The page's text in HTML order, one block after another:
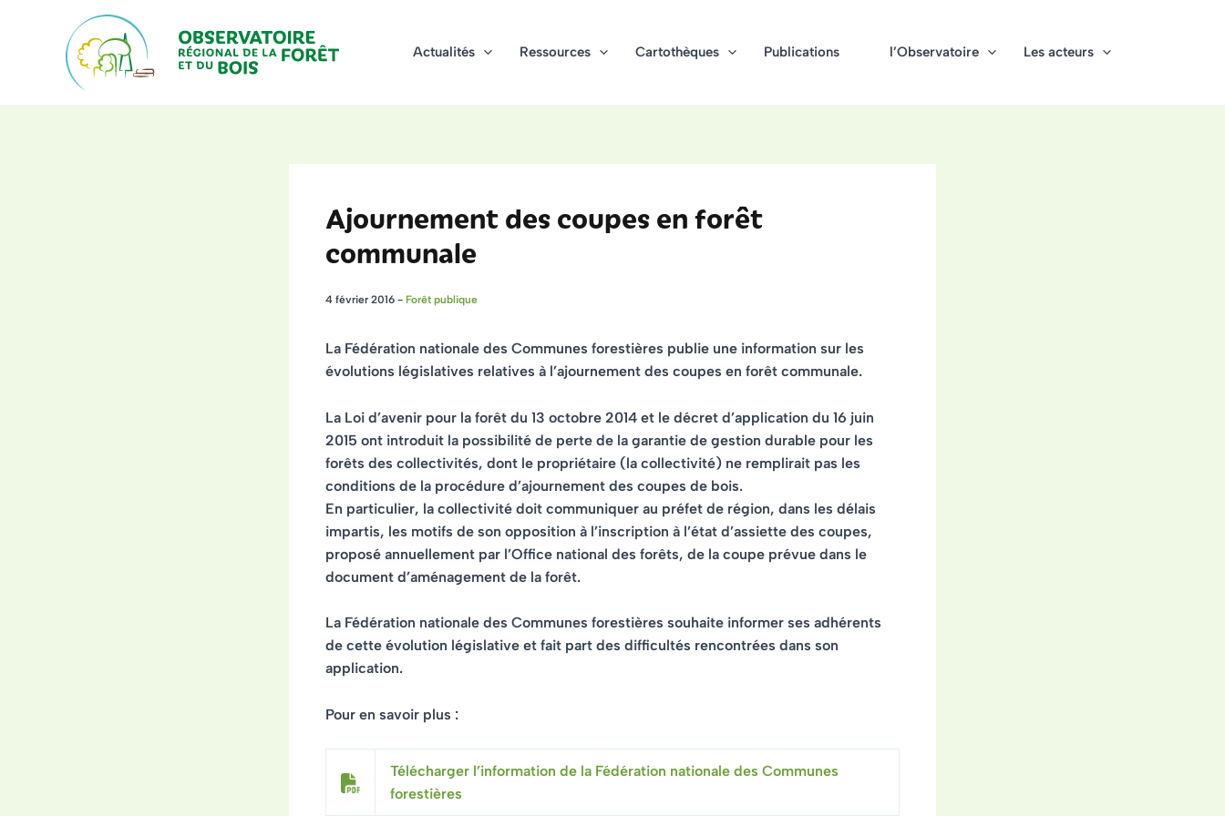
Actualités Ressources Cartothèques Publications l’Observatoire Les acteurs
Ajournement des coupes en forêt
communale
4 février 2016 - Forêt publique
La Fédération nationale des Communes forestières publie une information sur les
évolutions législatives relatives à l’ajournement des coupes en forêt communale.
La Loi d’avenir pour la forêt du 13 octobre 2014 et le décret d’application du 16 juin
2015 ont introduit la possibilité de perte de la garantie de gestion durable pour les
forêts des collectivités, dont le propriétaire (la collectivité) ne remplirait pas les
conditions de la procédure d’ajournement des coupes de bois.
En particulier, la collectivité doit communiquer au préfet de région, dans les délais
impartis, les motifs de son opposition à l’inscription à l’état d’assiette des coupes,
proposé annuellement par l’Office national des forêts, de la coupe prévue dans le
document d’aménagement de la forêt.
La Fédération nationale des Communes forestières souhaite informer ses adhérents
de cette évolution législative et fait part des difficultés rencontrées dans son
application.
Pour en savoir plus :
Télécharger l’information de la Fédération nationale des Communes
forestières